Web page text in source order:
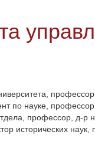
по науке,
профессор, д-р
исторических